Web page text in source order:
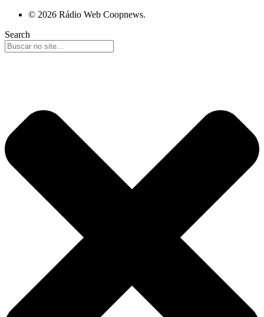
© 2026 Rádio Web Coopnews.
Search